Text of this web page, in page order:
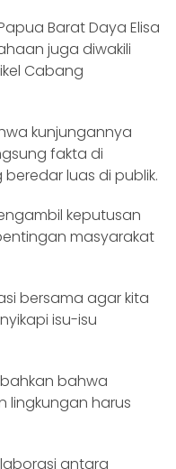
Barat Daya Elisa
juga diwakili
Cabang
kunjungannya
fakta di
luas di publik.
keputusan
masyarakat
bersama agar kita
isu-isu
bahwa
lingkungan harus
antara